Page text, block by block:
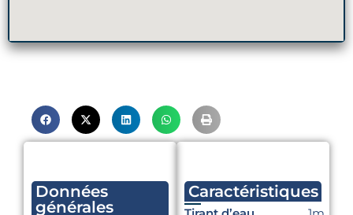
Données
générales
Caractéristiques